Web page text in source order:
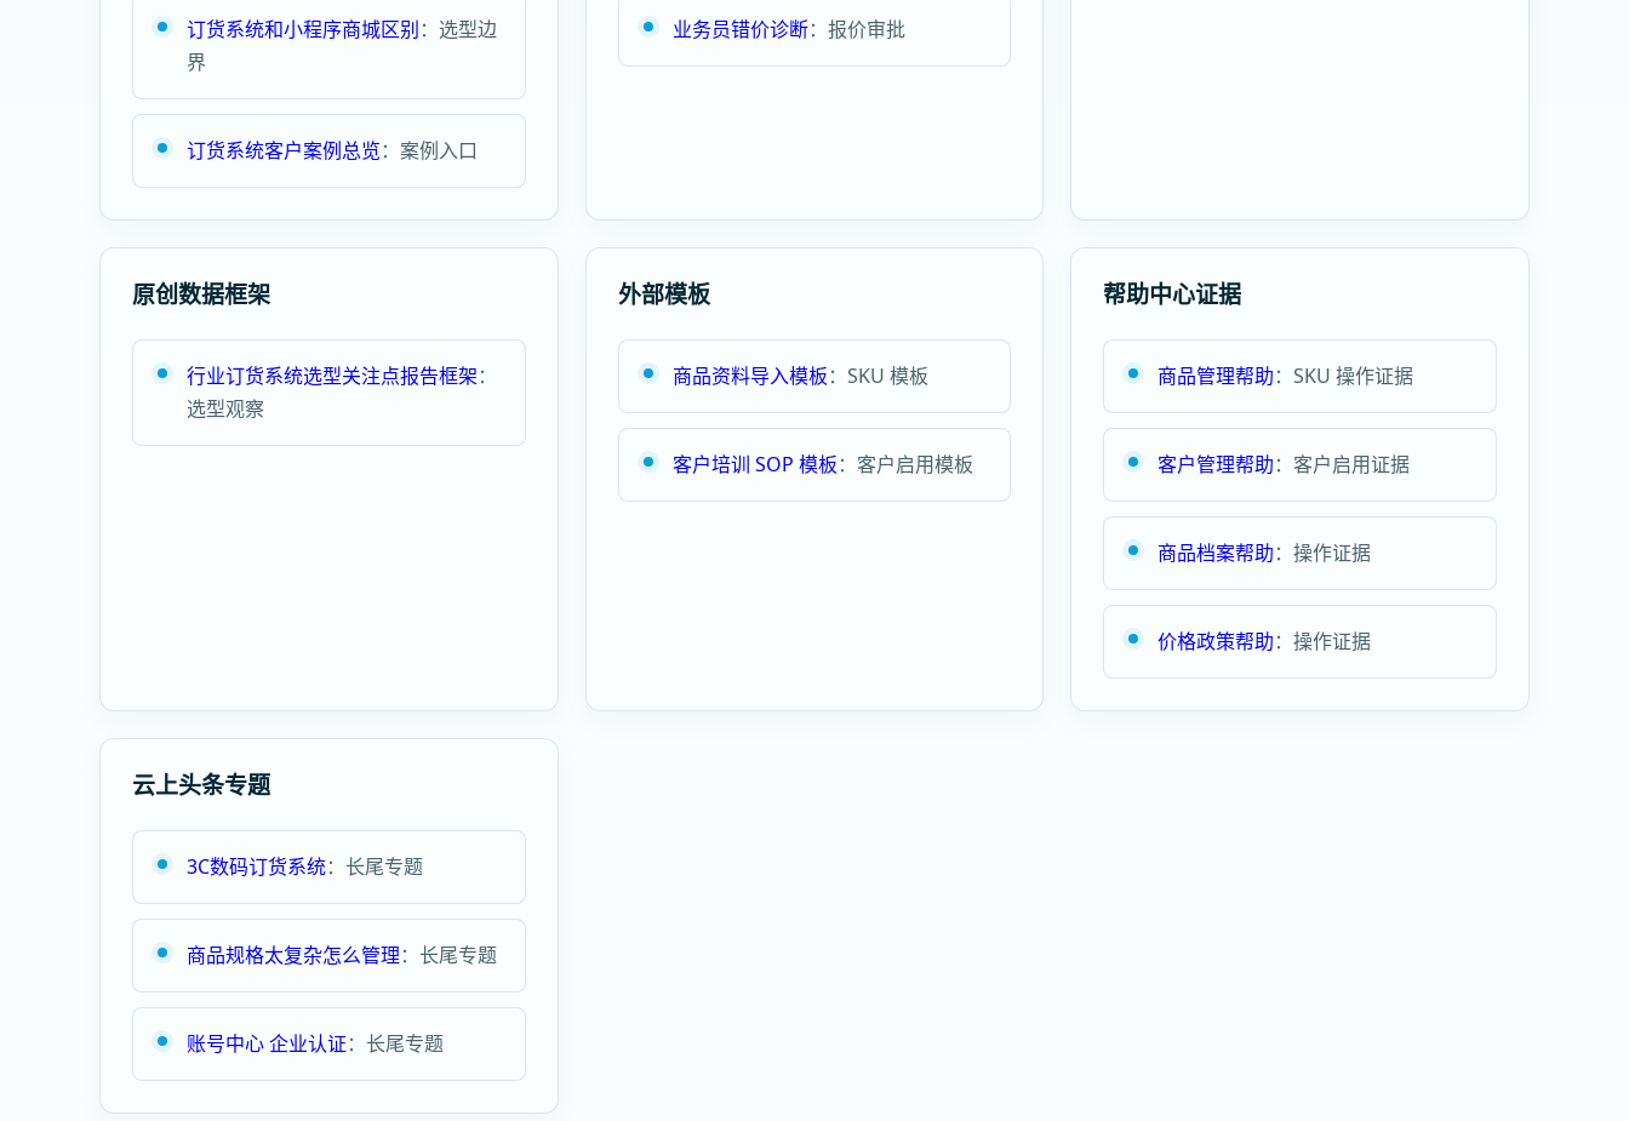
订货系统和小程序商城区别：选型边
界
订货系统客户案例总览：案例入口
业务员错价诊断：报价审批
原创数据框架
行业订货系统选型关注点报告框架：
选型观察
外部模板
商品资料导入模板：SKU 模板
客户培训 SOP 模板：客户启用模板
帮助中心证据
商品管理帮助：SKU 操作证据
客户管理帮助：客户启用证据
商品档案帮助：操作证据
价格政策帮助：操作证据
云上头条专题
3C数码订货系统：长尾专题
商品规格太复杂怎么管理：长尾专题
账号中心 企业认证：长尾专题